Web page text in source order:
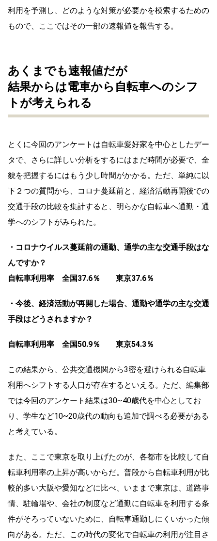
利用を予測し、どのような対策が必要かを模索するための
もので、ここではその一部の速報値を報告する。
あくまでも速報値だが
結果からは電車から自転車へのシフ
トが考えられる
とくに今回のアンケートは自転車愛好家を中心としたデー
タで、さらに詳しい分析をするにはまだ時間が必要で、全
貌を把握するにはもう少し時間がかかる。ただ、単純に以
下２つの質問から、コロナ蔓延前と、経済活動再開後での
交通手段の比較を集計すると、明らかな自転車へ通勤・通
学へのシフトがみられた。
・コロナウイルス蔓延前の通勤、通学の主な交通手段はな
んですか？
自転車利用率 全国37.6％ 東京37.6％
・今後、経済活動が再開した場合、通勤や通学の主な交通
手段はどうされますか？
自転車利用率 全国50.9％ 東京54.3％
この結果から、公共交通機関から3密を避けられる自転車
利用へシフトする人口が存在するといえる。ただ、編集部
では今回のアンケート結果は30~40歳代を中心としてお
り、学生など10~20歳代の動向も追加で調べる必要がある
と考えている。
また、ここで東京を取り上げたのが、各都市を比較して自
転車利用率の上昇が高いからだ。普段から自転車利用が比
較的多い大阪や愛知などに比べ、いままで東京は、道路事
情、駐輪場や、会社の制度など通勤に自転車を利用する条
件がそろっていないために、自転車通勤しにくいかった傾
向がある。ただ、この時代の変化で自転車の利用が注目さ